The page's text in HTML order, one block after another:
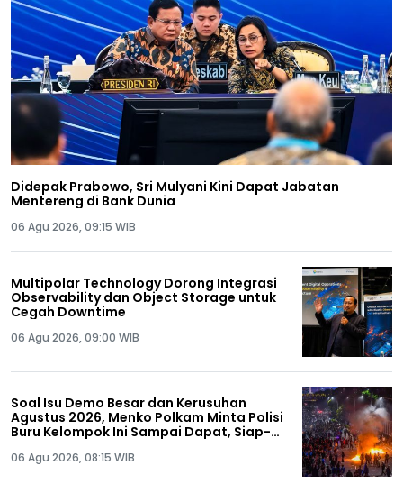
Didepak Prabowo, Sri Mulyani Kini Dapat Jabatan
Mentereng di Bank Dunia
06 Agu 2026, 09:15 WIB
Multipolar Technology Dorong Integrasi
Observability dan Object Storage untuk
Cegah Downtime
06 Agu 2026, 09:00 WIB
Soal Isu Demo Besar dan Kerusuhan
Agustus 2026, Menko Polkam Minta Polisi
Buru Kelompok Ini Sampai Dapat, Siap-
06 Agu 2026, 08:15 WIB